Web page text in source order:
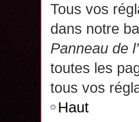
Tous vos
dans notre
Panneau de
toutes les
tous vos
Haut